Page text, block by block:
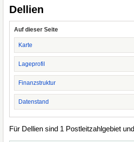
Dellien
Auf dieser Seite
Karte
Lageprofil
Finanzstruktur
Datenstand
Für Dellien sind 1 Postleitzahlgebiet